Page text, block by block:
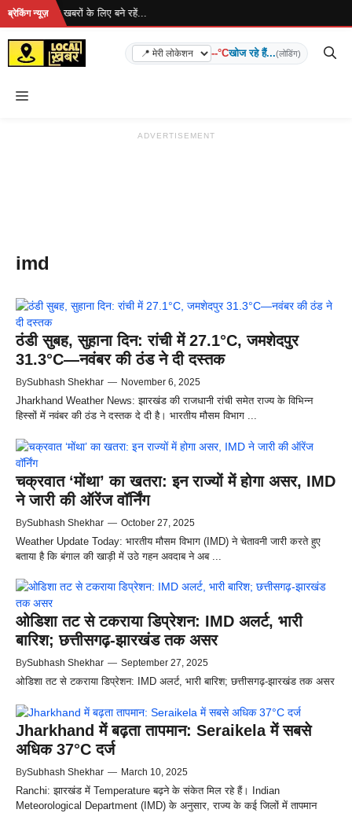
Skip
content
ब्रेकिंग न्यूज़
रहा है... ताज़ा खबरों के लिए बने रहें...
--°Cखोज रहे हैं...(लोडिंग)
Menu
ADVERTISEMENT
imd
ठंडी सुबह, सुहाना दिन: रांची में 27.1°C, जमशेदपुर
31.3°C—नवंबर की ठंड ने दी दस्तक
BySubhash Shekhar — November 6, 2025
Jharkhand Weather News: झारखंड की राजधानी रांची समेत राज्य के विभिन्न
हिस्सों में नवंबर की ठंड ने दस्तक दे दी है। भारतीय मौसम विभाग ...
चक्रवात ‘मोंथा’ का खतरा: इन राज्‍यों में होगा असर, IMD
ने जारी की ऑरेंज वॉर्निंग
BySubhash Shekhar — October 27, 2025
Weather Update Today: भारतीय मौसम विभाग (IMD) ने चेतावनी जारी करते हुए
बताया है कि बंगाल की खाड़ी में उठे गहन अवदाब ने अब ...
ओडिशा तट से टकराया डिप्रेशन: IMD अलर्ट, भारी
बारिश; छत्तीसगढ़-झारखंड तक असर
BySubhash Shekhar — September 27, 2025
ओडिशा तट से टकराया डिप्रेशन: IMD अलर्ट, भारी बारिश; छत्तीसगढ़-झारखंड तक असर
Jharkhand में बढ़ता तापमान: Seraikela में सबसे
अधिक 37°C दर्ज
BySubhash Shekhar — March 10, 2025
Ranchi: झारखंड में Temperature बढ़ने के संकेत मिल रहे हैं। Indian
Meteorological Department (IMD) के अनुसार, राज्य के कई जिलों में तापमान